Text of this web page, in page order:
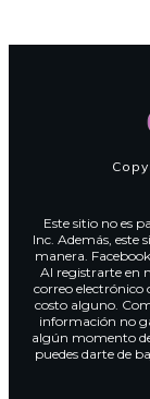
Este sitio no es
Inc. Además, este
manera.
Al registrarte en
correo electrónico
costo alguno.
información no
algún momento
puedes darte de